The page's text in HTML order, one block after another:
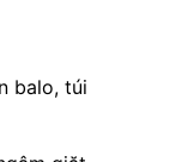
balo, túi